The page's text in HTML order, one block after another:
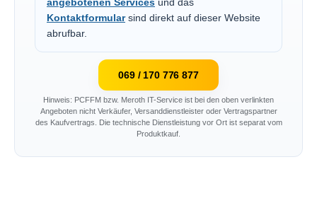
angebotenen Services und das
Kontaktformularsind direkt auf dieser Website
abrufbar.
069 / 170 776 877
Hinweis: PCFFM bzw. Meroth IT-Service ist bei den oben verlinkten
Angeboten nicht Verkäufer, Versanddienstleister oder Vertragspartner
des Kaufvertrags. Die technische Dienstleistung vor Ort ist separat vom
Produktkauf.